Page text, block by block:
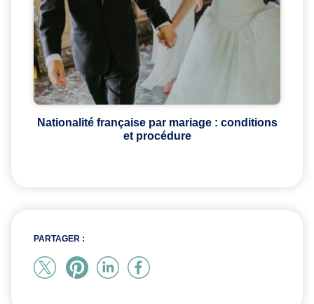
Nationalité française par mariage : conditions
et procédure
PARTAGER :